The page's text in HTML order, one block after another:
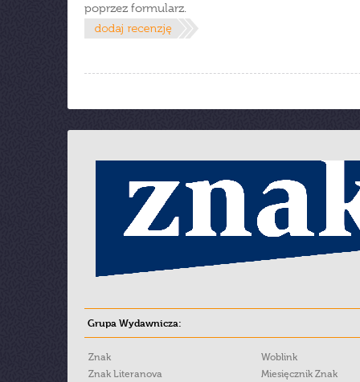
poprzez formularz.
Grupa Wydawnicza:
Znak
Znak Literanova
Woblink
Miesięcznik Znak